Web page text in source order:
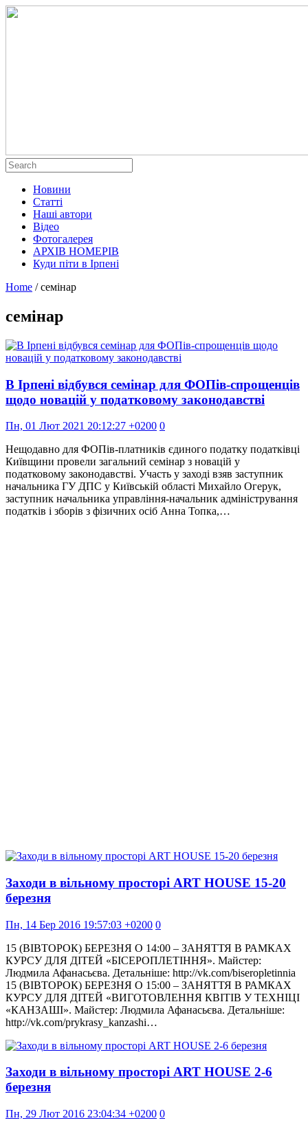
Новини
Статті
Наші автори
Відео
Фотогалерея
АРХІВ НОМЕРІВ
Куди піти в Ірпені
Home / семінар
семінар
В Ірпені відбувся семінар для ФОПів-спрощенців
щодо новацій у податковому законодавстві
Пн, 01 Лют 2021 20:12:27 +0200 0
Нещодавно для ФОПів-платників єдиного податку податківці
Київщини провели загальний семінар з новацій у
податковому законодавстві. Участь у заході взяв заступник
начальника ГУ ДПС у Київській області Михайло Огерук,
заступник начальника управління-начальник адміністрування
податків і зборів з фізичних осіб Анна Топка,…
Заходи в вільному просторі ART HOUSE 15-20
березня
Пн, 14 Бер 2016 19:57:03 +0200 0
15 (ВІВТОРОК) БЕРЕЗНЯ О 14:00 – ЗАНЯТТЯ В РАМКАХ
КУРСУ ДЛЯ ДІТЕЙ «БІСЕРОПЛЕТІННЯ». Майстер:
Людмила Афанасьєва. Детальніше: http://vk.com/biseropletinnia
15 (ВІВТОРОК) БЕРЕЗНЯ О 15:00 – ЗАНЯТТЯ В РАМКАХ
КУРСУ ДЛЯ ДІТЕЙ «ВИГОТОВЛЕННЯ КВІТІВ У ТЕХНІЦІ
«КАНЗАШІ». Майстер: Людмила Афанасьєва. Детальніше:
http://vk.com/prykrasy_kanzashi…
Заходи в вільному просторі ART HOUSE 2-6
березня
Пн, 29 Лют 2016 23:04:34 +0200 0